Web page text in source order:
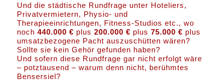
Und die städtische Rundfrage unter Hoteliers,
Privatvermietern, Physio- und
Therapieeinrichtungen, Fitness-Studios etc., wo
noch440.000 € plus200.000 € plus75.000 € plus
umsatzbezogene Pacht auszuschütten wären?
Sollte sie kein Gehör gefunden haben?
Und sofern diese Rundfrage gar nicht erfolgt wäre
– potztausend – warum denn nicht, berühmtes
Bensersiel?